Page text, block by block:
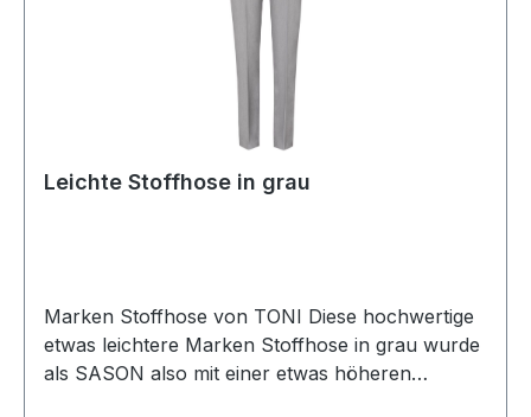
Leichte Stoffhose in grau
Marken Stoffhose von TONI Diese hochwertige
etwas leichtere Marken Stoffhose in grau wurde
als SASON also mit einer etwas höheren